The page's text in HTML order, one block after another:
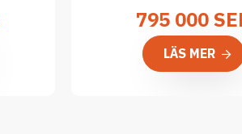
795 000
LÄS MER